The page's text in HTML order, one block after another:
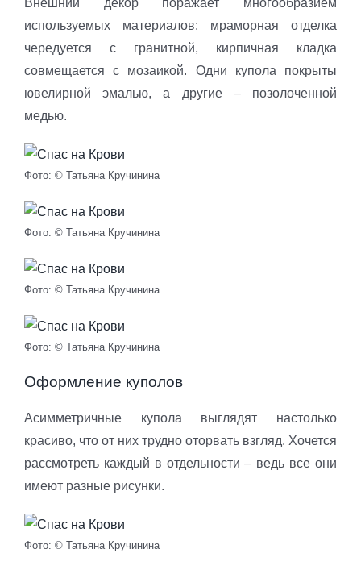
Внешний декор поражает многообразием
используемых материалов: мраморная отделка
чередуется с гранитной, кирпичная кладка
совмещается с мозаикой. Одни купола покрыты
ювелирной эмалью, а другие – позолоченной
медью.
Фото: © Татьяна Кручинина
Фото: © Татьяна Кручинина
Фото: © Татьяна Кручинина
Фото: © Татьяна Кручинина
Оформление куполов
Асимметричные купола выглядят настолько
красиво, что от них трудно оторвать взгляд. Хочется
рассмотреть каждый в отдельности – ведь все они
имеют разные рисунки.
Фото: © Татьяна Кручинина